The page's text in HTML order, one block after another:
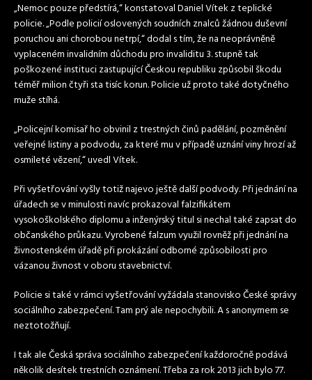
„Nemoc pouze předstírá,“ konstatoval Daniel Vítek z teplické
policie. „Podle policií oslovených soudních znalců žádnou duševní
poruchou ani chorobou netrpí,“ dodal s tím, že na neoprávněně
vyplaceném invalidním důchodu pro invaliditu 3. stupně tak
poškozené instituci zastupující Českou republiku způsobil škodu
téměř milion čtyři sta tisíc korun. Policie už proto také dotyčného
muže stíhá.
„Policejní komisař ho obvinil z trestných činů padělání, pozměnění
veřejné listiny a podvodu, za které mu v případě uznání viny hrozí až
osmileté vězení,“ uvedl Vítek.
Při vyšetřování vyšly totiž najevo ještě další podvody. Při jednání na
úřadech se v minulosti navíc prokazoval falzifikátem
vysokoškolského diplomu a inženýrský titul si nechal také zapsat do
občanského průkazu. Vyrobené falzum využil rovněž při jednání na
živnostenském úřadě při prokázání odborné způsobilosti pro
vázanou živnost v oboru stavebnictví.
Policie si také v rámci vyšetřování vyžádala stanovisko České správy
sociálního zabezpečení. Tam prý ale nepochybili. A s anonymem se
neztotožňují.
I tak ale Česká správa sociálního zabezpečení každoročně podává
několik desítek trestních oznámení. Třeba za rok 2013 jich bylo 77.